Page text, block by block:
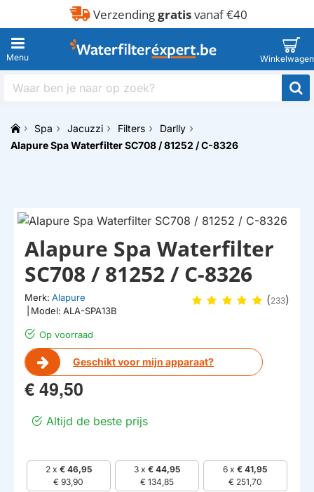
Verzendinggratisvanaf €40
Waar
naar
oph
Spa Jacuzzi Filters
Darlly
Alapure Spa Waterfilter SC708 / 81252 / C-8326
Op voorraad
Geschikt voor mijn apparaat?
Alapure Spa Waterfilter
SC708 / 81252 / C-8326
Merk: Alapure
Model: ALA-SPA13B
(233)
€ 49,50
Altijd de beste prijs
2 x € 46,95
€ 93,90
3 x € 44,95
€ 134,85
6 x€ 41,95
€ 251,70